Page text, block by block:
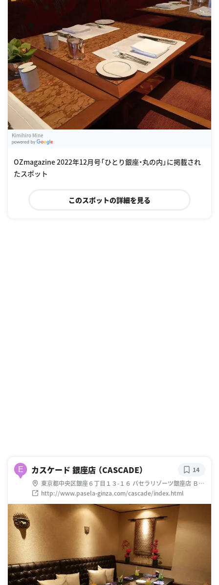
Kimihiro Mine
OZmagazine 2022年12月号「ひとり銀座・丸の内」に掲載され
たスポット
このスポットの詳細を見る
E カスケード 銀座店 （CASCADE）
東京都中央区銀座６丁目１３-１６ パセラリゾーツ銀座店 Ｂ３
Ｆ
http://www.pasela-ginza.com/cascade/index.html
14